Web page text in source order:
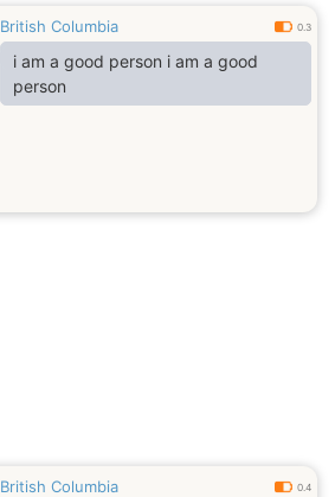
British Columbia 0.3
i am a good person i am a good
person
British Columbia 0.4